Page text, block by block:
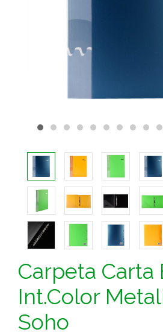
Carpeta Carta
Int.Color
Soho